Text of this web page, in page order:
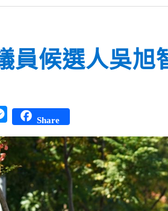
員候選人吳旭
Messenger
Share